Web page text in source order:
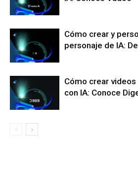
Cómo crear y
personaje de IA:
Cómo crear
con IA: Conoce